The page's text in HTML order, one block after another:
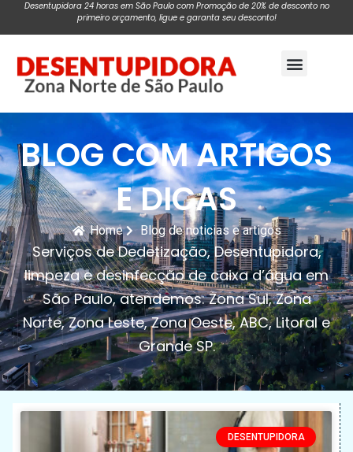
Desentupidora 24 horas em São Paulo com Promoção de 20% de desconto no
primeiro orçamento, ligue e garanta seu desconto!
BLOG COM ARTIGOS
E DICAS
Home Blog de noticias e artigos
Serviços de Dedetização, Desentupidora,
limpeza e desinfecção de caixa d’água em
São Paulo, atendemos: Zona Sul, Zona
Norte, Zona Leste, Zona Oeste, ABC, Litoral e
Grande SP.
DESENTUPIDORA